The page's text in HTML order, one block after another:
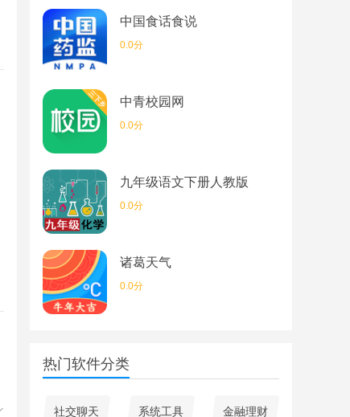
中国食话食说
0.0分
中青校园网
0.0分
九年级语文下册人教版
0.0分
诸葛天气
0.0分
热门软件分类
社交聊天 系统工具 金融理财